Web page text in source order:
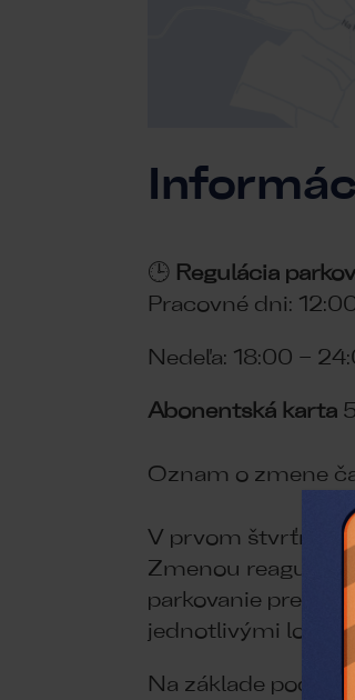
🕒 Regulácia
Pracovné dni:
Nedeľa: 18:00 –
Abonentská karta
Oznam o zmene
V prvom štvrťroku
Zmenou
parkovanie pre
jednotlivými
Na základe